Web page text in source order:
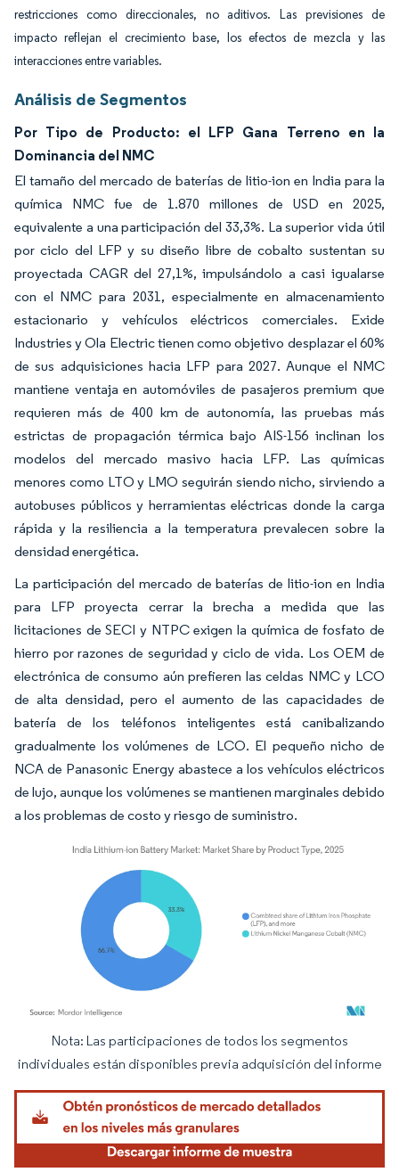
restricciones como direccionales, no aditivos. Las previsiones de
impacto reflejan el crecimiento base, los efectos de mezcla y las
interacciones entre variables.
Análisis de Segmentos
Por Tipo de Producto: el LFP Gana Terreno en la
Dominancia del NMC
El tamaño del mercado de baterías de litio-ion en India para la
química NMC fue de 1.870 millones de USD en 2025,
equivalente a una participación del 33,3%. La superior vida útil
por ciclo del LFP y su diseño libre de cobalto sustentan su
proyectada CAGR del 27,1%, impulsándolo a casi igualarse
con el NMC para 2031, especialmente en almacenamiento
estacionario y vehículos eléctricos comerciales. Exide
Industries y Ola Electric tienen como objetivo desplazar el 60%
de sus adquisiciones hacia LFP para 2027. Aunque el NMC
mantiene ventaja en automóviles de pasajeros premium que
requieren más de 400 km de autonomía, las pruebas más
estrictas de propagación térmica bajo AIS-156 inclinan los
modelos del mercado masivo hacia LFP. Las químicas
menores como LTO y LMO seguirán siendo nicho, sirviendo a
autobuses públicos y herramientas eléctricas donde la carga
rápida y la resiliencia a la temperatura prevalecen sobre la
densidad energética.
La participación del mercado de baterías de litio-ion en India
para LFP proyecta cerrar la brecha a medida que las
licitaciones de SECI y NTPC exigen la química de fosfato de
hierro por razones de seguridad y ciclo de vida. Los OEM de
electrónica de consumo aún prefieren las celdas NMC y LCO
de alta densidad, pero el aumento de las capacidades de
batería de los teléfonos inteligentes está canibalizando
gradualmente los volúmenes de LCO. El pequeño nicho de
NCA de Panasonic Energy abastece a los vehículos eléctricos
de lujo, aunque los volúmenes se mantienen marginales debido
a los problemas de costo y riesgo de suministro.
Imagen © Mordor Intelligence. El uso requiere atribución según CC BY 4.0.
Nota: Las participaciones de todos los segmentos
individuales están disponibles previa adquisición del informe